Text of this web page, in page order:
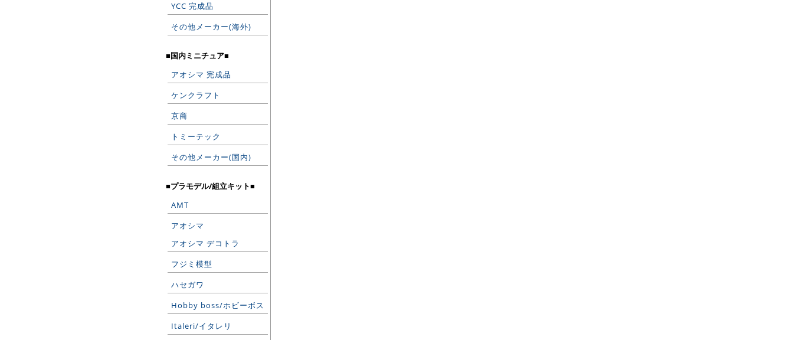
YCC 完成品
その他メーカー(海外)
■国内ミニチュア■
アオシマ 完成品
ケンクラフト
京商
トミーテック
その他メーカー(国内)
■プラモデル/組立キット■
AMT
アオシマ
アオシマ デコトラ
フジミ模型
ハセガワ
Hobby boss/ホビーボス
Italeri/イタレリ